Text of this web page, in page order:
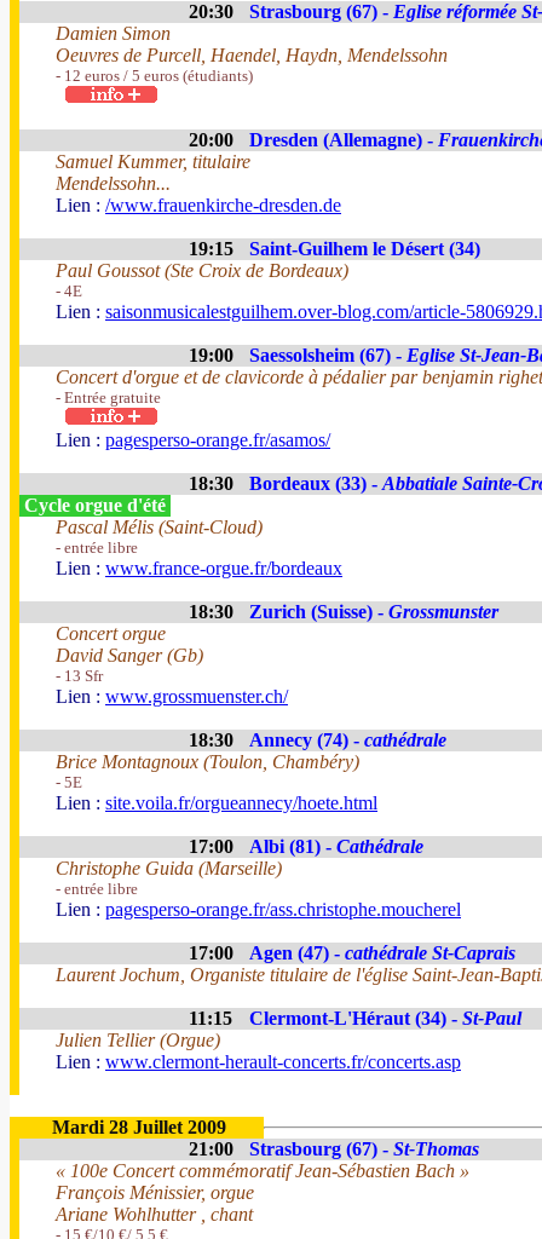
20:30 Strasbourg (67) - Eglise réformée
Damien Simon
Oeuvres de Purcell, Haendel, Haydn, Mendelssohn
- 12 euros / 5 euros (étudiants)
20:00 Dresden (Allemagne) -
Samuel Kummer, titulaire
Mendelssohn...
Lien : /www.frauenkirche-dresden.de
19:15
Saint-Guilhem le Désert (34)
Paul Goussot (Ste Croix de Bordeaux)
- 4E
Lien : saisonmusicalestguilhem.over-blog.com/article-
19:00 Saessolsheim (67) - Eglise St-Jean-
Concert d'orgue et de clavicorde à pédalier par benjamin
- Entrée gratuite
Lien : pagesperso-orange.fr/asamos/
18:30 Bordeaux (33) - Abbatiale Sainte-
Cycle orgue d'été
Pascal Mélis (Saint-Cloud)
- entrée libre
Lien : www.france-orgue.fr/bordeaux
18:30 Zurich (Suisse) - Grossmunster
Concert orgue
David Sanger (Gb)
- 13 Sfr
Lien : www.grossmuenster.ch/
18:30 Annecy (74) - cathédrale
Brice Montagnoux (Toulon, Chambéry)
- 5E
Lien : site.voila.fr/orgueannecy/hoete.html
17:00 Albi (81) - Cathédrale
Christophe Guida (Marseille)
- entrée libre
Lien : pagesperso-orange.fr/ass.christophe.moucherel
17:00 Agen (47) - cathédrale St-Caprais
Laurent Jochum, Organiste titulaire de l'église Saint-Jean-
11:15 Clermont-L'Héraut (34) - St-Paul
Julien Tellier (Orgue)
Lien : www.clermont-herault-concerts.fr/concerts.asp
Mardi 28 Juillet 2009
21:00
Strasbourg (67) - St-Thomas
« 100e Concert commémoratif Jean-Sébastien Bach »
François Ménissier, orgue
Ariane Wohlhutter , chant
- 15 €/10 €/ 5,5 €.